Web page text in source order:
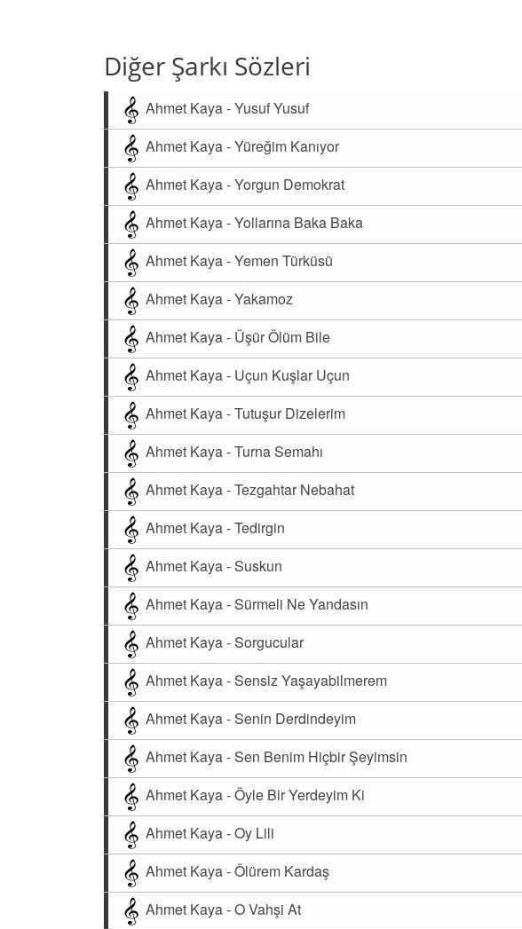
Diğer Şarkı Sözleri
Ahmet Kaya - Yusuf Yusuf
Ahmet Kaya - Yüreğim Kanıyor
Ahmet Kaya - Yorgun Demokrat
Ahmet Kaya - Yollarına Baka Baka
Ahmet Kaya - Yemen Türküsü
Ahmet Kaya - Yakamoz
Ahmet Kaya - Üşür Ölüm Bile
Ahmet Kaya - Uçun Kuşlar Uçun
Ahmet Kaya - Tutuşur Dizelerim
Ahmet Kaya - Turna Semahı
Ahmet Kaya - Tezgahtar Nebahat
Ahmet Kaya - Tedirgin
Ahmet Kaya - Suskun
Ahmet Kaya - Sürmeli Ne Yandasın
Ahmet Kaya - Sorgucular
Ahmet Kaya - Sensiz Yaşayabilmerem
Ahmet Kaya - Senin Derdindeyim
Ahmet Kaya - Sen Benim Hiçbir Şeyimsin
Ahmet Kaya - Öyle Bir Yerdeyim Ki
Ahmet Kaya - Oy Lili
Ahmet Kaya - Ölürem Kardaş
Ahmet Kaya - O Vahşi At